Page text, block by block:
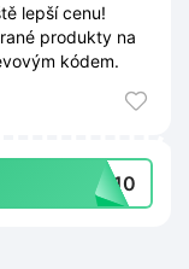
lepší cenu!
produkty na
kódem.
VA10